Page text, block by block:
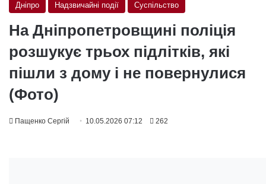
Дніпро Надзвичайні події Суспільство
На Дніпропетровщині поліція
розшукує трьох підлітків, які
пішли з дому і не повернулися
(Фото)
Пащенко Сергій 10.05.2026 07:12 262